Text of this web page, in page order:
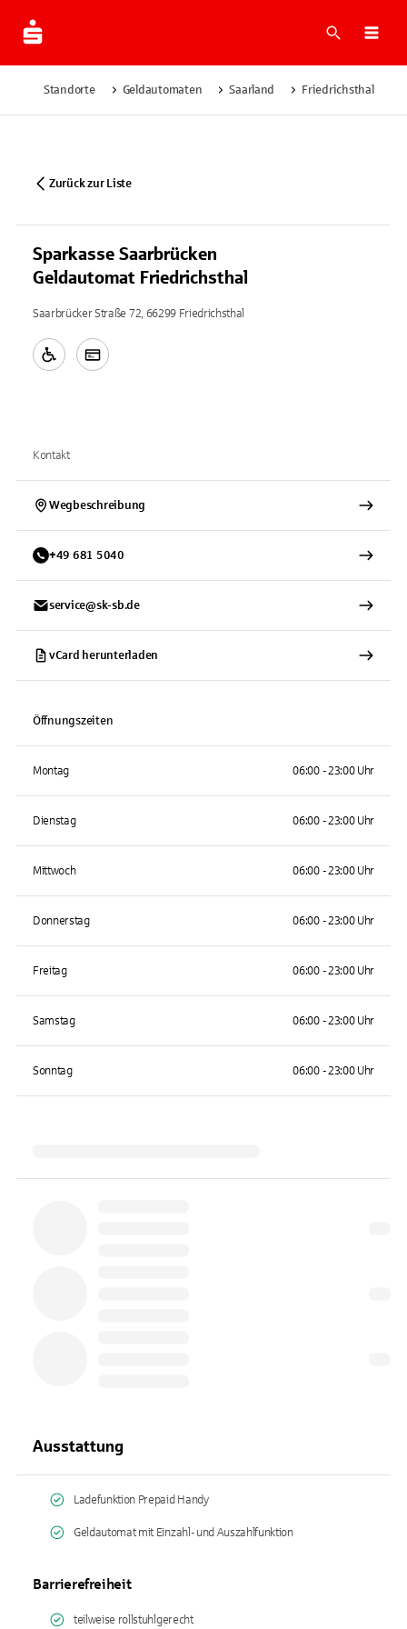
Suche
Standorte Geldautomaten Saarland Friedrichsthal
Zurück zur Liste
Sparkasse Saarbrücken
Geldautomat Friedrichsthal
Saarbrücker Straße 72, 66299 Friedrichsthal
Kontakt
Wegbeschreibung
+49 681 5040
service@sk-sb.de
vCard herunterladen
Öffnungszeiten
Montag 06:00 - 23:00 Uhr
Dienstag 06:00 - 23:00 Uhr
Mittwoch 06:00 - 23:00 Uhr
Donnerstag 06:00 - 23:00 Uhr
Freitag 06:00 - 23:00 Uhr
Samstag 06:00 - 23:00 Uhr
Sonntag 06:00 - 23:00 Uhr
Ausstattung
Ladefunktion Prepaid Handy
Geldautomat mit Einzahl- und Auszahlfunktion
Barrierefreiheit
teilweise rollstuhlgerecht